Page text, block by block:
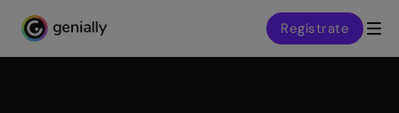
Genialy home page
Regístrate